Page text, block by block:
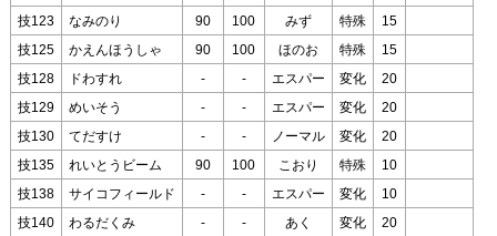
技123 なみのり 90 100 みず 特殊 15
技125 かえんほうしゃ 90 100 ほのお 特殊 15
技128 ドわすれ - - エスパー 変化 20
技129 めいそう - - エスパー 変化 20
技130 てだすけ - - ノーマル 変化 20
技135 れいとうビーム 90 100 こおり 特殊 10
技138 サイコフィールド - - エスパー 変化 10
技140 わるだくみ - - あく 変化 20